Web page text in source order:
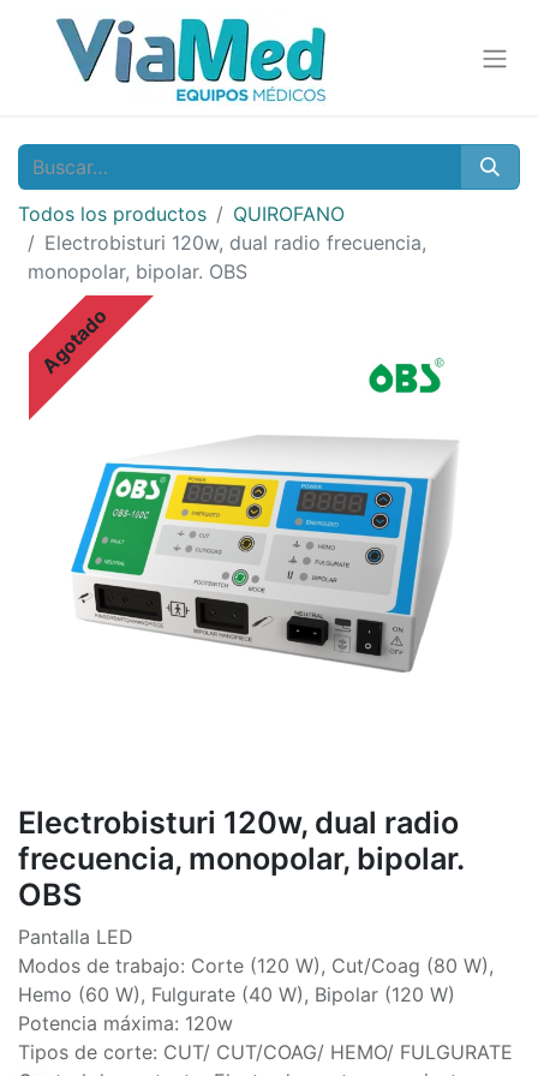
Todos los productos
QUIROFANO
Electrobisturi 120w, dual radio frecuencia,
monopolar, bipolar. OBS
Agotado
Electrobisturi 120w, dual radio
frecuencia, monopolar, bipolar.
OBS
Pantalla LED
Modos de trabajo: Corte (120 W), Cut/Coag (80 W),
Hemo (60 W), Fulgurate (40 W), Bipolar (120 W)
Potencia máxima: 120w
Tipos de corte: CUT/ CUT/COAG/ HEMO/ FULGURATE